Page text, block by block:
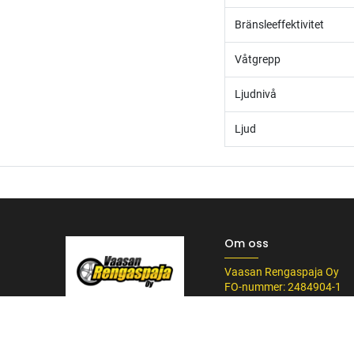
Bränsleeffektivitet
Våtgrepp
Ljudnivå
Ljud
Om oss
Vaasan Rengaspaja Oy
FO-nummer: 2484904-1